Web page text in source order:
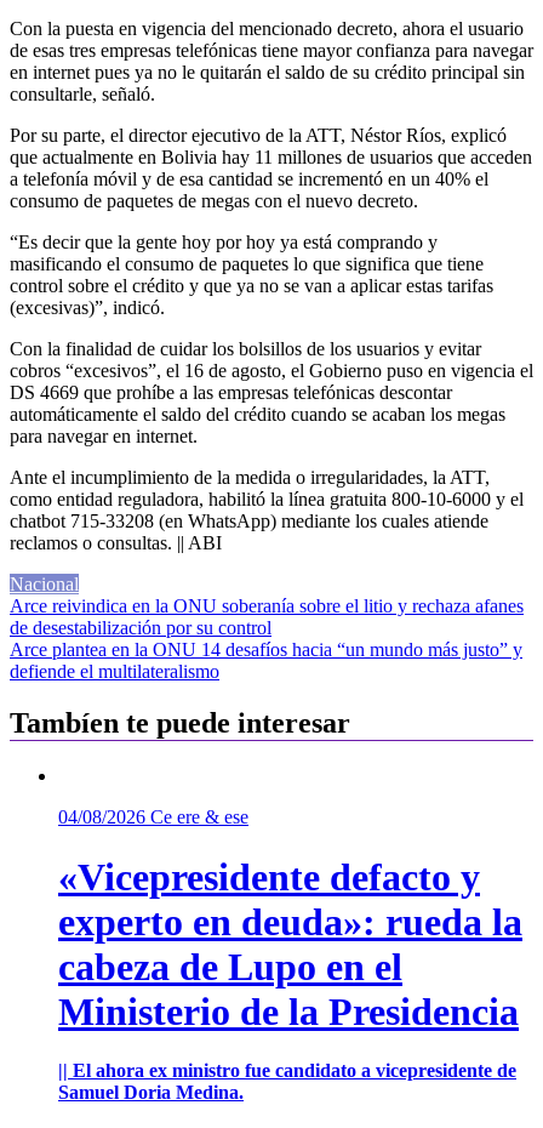
Con la puesta en vigencia del mencionado decreto, ahora el usuario
de esas tres empresas telefónicas tiene mayor confianza para navegar
en internet pues ya no le quitarán el saldo de su crédito principal sin
consultarle, señaló.
Por su parte, el director ejecutivo de la ATT, Néstor Ríos, explicó
que actualmente en Bolivia hay 11 millones de usuarios que acceden
a telefonía móvil y de esa cantidad se incrementó en un 40% el
consumo de paquetes de megas con el nuevo decreto.
“Es decir que la gente hoy por hoy ya está comprando y
masificando el consumo de paquetes lo que significa que tiene
control sobre el crédito y que ya no se van a aplicar estas tarifas
(excesivas)”, indicó.
Con la finalidad de cuidar los bolsillos de los usuarios y evitar
cobros “excesivos”, el 16 de agosto, el Gobierno puso en vigencia el
DS 4669 que prohíbe a las empresas telefónicas descontar
automáticamente el saldo del crédito cuando se acaban los megas
para navegar en internet.
Ante el incumplimiento de la medida o irregularidades, la ATT,
como entidad reguladora, habilitó la línea gratuita 800-10-6000 y el
chatbot 715-33208 (en WhatsApp) mediante los cuales atiende
reclamos o consultas. || ABI
Nacional
Navegación
de
entradas
Arce reivindica en la ONU soberanía sobre el litio y rechaza afanes
de desestabilización por su control
Arce plantea en la ONU 14 desafíos hacia “un mundo más justo” y
defiende el multilateralismo
Tambíen te puede interesar
04/08/2026 Ce ere & ese
«Vicepresidente defacto y
experto en deuda»: rueda la
cabeza de Lupo en el
Ministerio de la Presidencia
|| El ahora ex ministro fue candidato a vicepresidente de
Samuel Doria Medina.